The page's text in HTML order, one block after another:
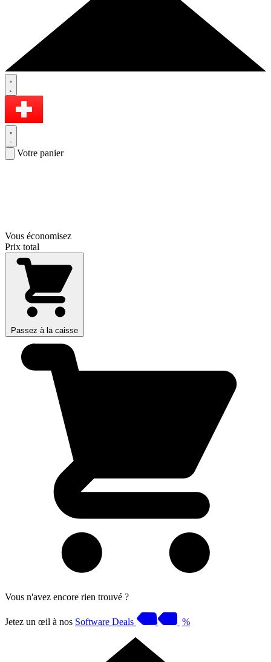
Votre panier
Vous économisez
Prix total
Passez à la caisse
Vous n'avez encore rien trouvé ?
Jetez un œil à nos Software Deals %